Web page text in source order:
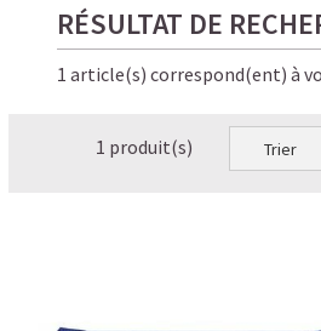
RÉSULTAT DE
1 article(s) correspond(ent) à
1 produit(s) Trier